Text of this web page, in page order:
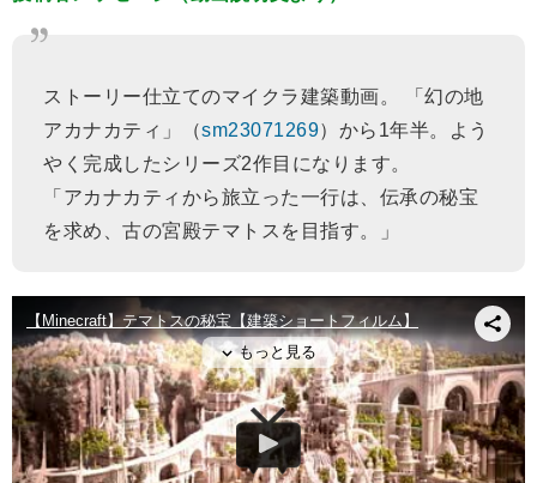
ストーリー仕立てのマイクラ建築動画。 「幻の地
アカナカティ」（sm23071269）から1年半。よう
やく完成したシリーズ2作目になります。
「アカナカティから旅立った一行は、伝承の秘宝
を求め、古の宮殿テマトスを目指す。」